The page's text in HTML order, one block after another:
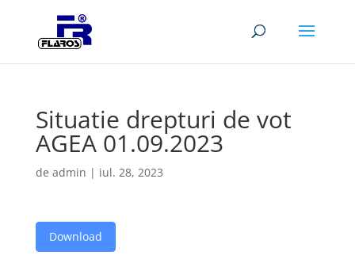
Situatie drepturi de vot
AGEA 01.09.2023
de admin | iul. 28, 2023
Download